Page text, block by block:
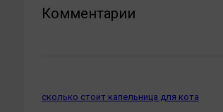
Комментарии
сколько стоит капельница для кота